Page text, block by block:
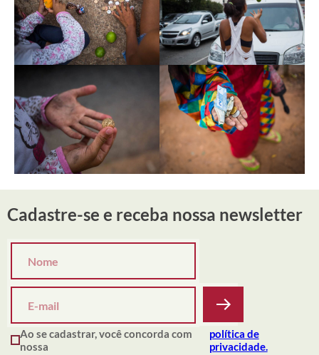
Cadastre-se e receba nossa newsletter
Ao se cadastrar, você concorda com
nossa
política de
privacidade.